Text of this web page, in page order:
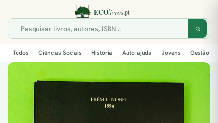
Todos Ciências Sociais História Auto-ajuda Jovens Gestão